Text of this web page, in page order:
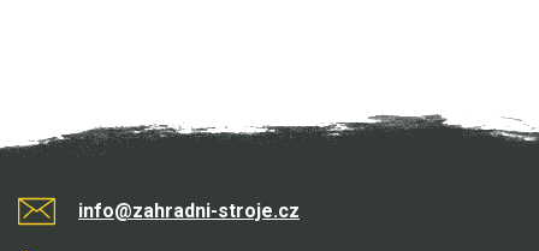
info@zahradni-stroje.cz